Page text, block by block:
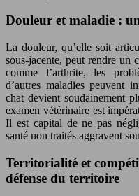
Douleur et maladie :
La douleur, qu’elle soit
sous-jacente, peut rendre un
comme l’arthrite, les
d’autres maladies peuvent
chat devient soudainement
examen vétérinaire est
Il est capital de ne pas
santé non traités aggravent
Territorialité et
défense du territoire